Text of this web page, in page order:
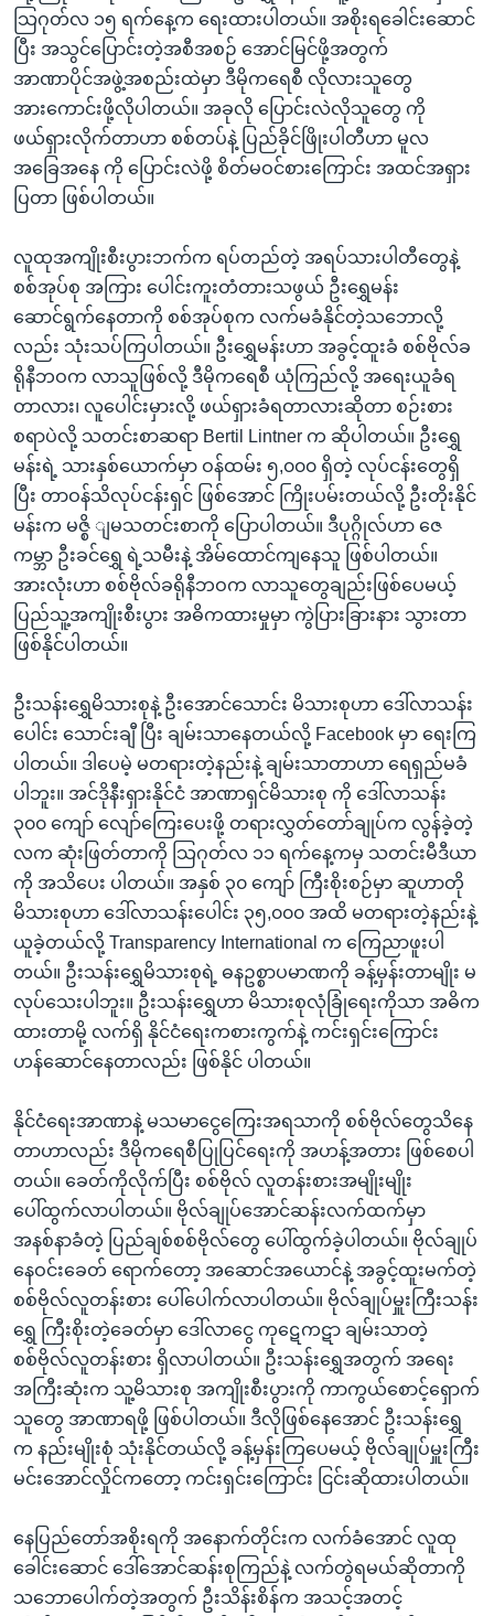
သြဂုတ်လ ၁၅ ရက်နေ့က ရေးထားပါတယ်။ အစိုးရခေါင်းဆောင်
ပြီး အသွင်ပြောင်းတဲ့အစီအစဉ် အောင်မြင်ဖို့အတွက်
အာဏာပိုင်အဖွဲ့အစည်းထဲမှာ ဒီမိုကရေစီ လိုလားသူတွေ
အားကောင်းဖို့လိုပါတယ်။ အခုလို ပြောင်းလဲလိုသူတွေ ကို
ဖယ်ရှားလိုက်တာဟာ စစ်တပ်နဲ့ ပြည်ခိုင်ဖြိုးပါတီဟာ မူလ
အခြေအနေ ကို ပြောင်းလဲဖို့ စိတ်မဝင်စားကြောင်း အထင်အရှား
ပြတာ ဖြစ်ပါတယ်။
လူထုအကျိုးစီးပွားဘက်က ရပ်တည်တဲ့ အရပ်သားပါတီတွေနဲ့
စစ်အုပ်စု အကြား ပေါင်းကူးတံတားသဖွယ် ဦးရွှေမန်း
ဆောင်ရွက်နေတာကို စစ်အုပ်စုက လက်မခံနိုင်တဲ့သဘောလို့
လည်း သုံးသပ်ကြပါတယ်။ ဦးရွှေမန်းဟာ အခွင့်ထူးခံ စစ်ဗိုလ်ခ
ရိုနီဘဝက လာသူဖြစ်လို့ ဒီမိုကရေစီ ယုံကြည်လို့ အရေးယူခံရ
တာလား၊ လူပေါင်းမှားလို့ ဖယ်ရှားခံရတာလားဆိုတာ စဉ်းစား
စရာပဲလို့ သတင်းစာဆရာ Bertil Lintner က ဆိုပါတယ်။ ဦးရွှေ
မန်းရဲ့ သားနှစ်ယောက်မှာ ဝန်ထမ်း ၅,၀၀၀ ရှိတဲ့ လုပ်ငန်းတွေရှိ
ပြီး တာဝန်သိလုပ်ငန်းရှင် ဖြစ်အောင် ကြိုးပမ်းတယ်လို့ ဦးတိုးနိုင်
မန်းက မဇ္စိ ျမသတင်းစာကို ပြောပါတယ်။ ဒီပုဂ္ဂိုလ်ဟာ ဇေ
ကမ္ဘာ ဦးခင်ရွှေ ရဲ့သမီးနဲ့ အိမ်ထောင်ကျနေသူ ဖြစ်ပါတယ်။
အားလုံးဟာ စစ်ဗိုလ်ခရိုနီဘဝက လာသူတွေချည်းဖြစ်ပေမယ့်
ပြည်သူ့အကျိုးစီးပွား အဓိကထားမှုမှာ ကွဲပြားခြားနား သွားတာ
ဖြစ်နိုင်ပါတယ်။
ဦးသန်းရွှေမိသားစုနဲ့ ဦးအောင်သောင်း မိသားစုဟာ ဒေါ်လာသန်း
ပေါင်း သောင်းချီ ပြီး ချမ်းသာနေတယ်လို့ Facebook မှာ ရေးကြ
ပါတယ်။ ဒါပေမဲ့ မတရားတဲ့နည်းနဲ့ ချမ်းသာတာဟာ ရေရှည်မခံ
ပါဘူး။ အင်ဒိုနီးရှားနိုင်ငံ အာဏာရှင်မိသားစု ကို ဒေါ်လာသန်း
၃၀၀ ကျော် လျော်ကြေးပေးဖို့ တရားလွှတ်တော်ချုပ်က လွန်ခဲ့တဲ့
လက ဆုံးဖြတ်တာကို သြဂုတ်လ ၁၁ ရက်နေ့ကမှ သတင်းမီဒီယာ
ကို အသိပေး ပါတယ်။ အနှစ် ၃၀ ကျော် ကြီးစိုးစဉ်မှာ ဆူဟာတို
မိသားစုဟာ ဒေါ်လာသန်းပေါင်း ၃၅,၀၀၀ အထိ မတရားတဲ့နည်းနဲ့
ယူခဲ့တယ်လို့ Transparency International က ကြေညာဖူးပါ
တယ်။ ဦးသန်းရွှေမိသားစုရဲ့ ဓနဥစ္စာပမာဏကို ခန့်မှန်းတာမျိုး မ
လုပ်သေးပါဘူး။ ဦးသန်းရွှေဟာ မိသားစုလုံခြုံရေးကိုသာ အဓိက
ထားတာမို့ လက်ရှိ နိုင်ငံရေးကစားကွက်နဲ့ ကင်းရှင်းကြောင်း
ဟန်ဆောင်နေတာလည်း ဖြစ်နိုင် ပါတယ်။
နိုင်ငံရေးအာဏာနဲ့ မသမာငွေကြေးအရသာကို စစ်ဗိုလ်တွေသိနေ
တာဟာလည်း ဒီမိုကရေစီပြုပြင်ရေးကို အဟန့်အတား ဖြစ်စေပါ
တယ်။ ခေတ်ကိုလိုက်ပြီး စစ်ဗိုလ် လူတန်းစားအမျိုးမျိုး
ပေါ်ထွက်လာပါတယ်။ ဗိုလ်ချုပ်အောင်ဆန်းလက်ထက်မှာ
အနစ်နာခံတဲ့ ပြည်ချစ်စစ်ဗိုလ်တွေ ပေါ်ထွက်ခဲ့ပါတယ်။ ဗိုလ်ချုပ်
နေဝင်းခေတ် ရောက်တော့ အဆောင်အယောင်နဲ့ အခွင့်ထူးမက်တဲ့
စစ်ဗိုလ်လူတန်းစား ပေါ်ပေါက်လာပါတယ်။ ဗိုလ်ချုပ်မှူးကြီးသန်း
ရွှေ ကြီးစိုးတဲ့ခေတ်မှာ ဒေါ်လာငွေ ကုဋေကဋာ ချမ်းသာတဲ့
စစ်ဗိုလ်လူတန်းစား ရှိလာပါတယ်။ ဦးသန်းရွှေအတွက် အရေး
အကြီးဆုံးက သူ့မိသားစု အကျိုးစီးပွားကို ကာကွယ်စောင့်ရှောက်
သူတွေ အာဏာရဖို့ ဖြစ်ပါတယ်။ ဒီလိုဖြစ်နေအောင် ဦးသန်းရွှေ
က နည်းမျိုးစုံ သုံးနိုင်တယ်လို့ ခန့်မှန်းကြပေမယ့် ဗိုလ်ချုပ်မှူးကြီး
မင်းအောင်လှိုင်ကတော့ ကင်းရှင်းကြောင်း ငြင်းဆိုထားပါတယ်။
နေပြည်တော်အစိုးရကို အနောက်တိုင်းက လက်ခံအောင် လူထု
ခေါင်းဆောင် ဒေါ်အောင်ဆန်းစုကြည်နဲ့ လက်တွဲရမယ်ဆိုတာကို
သဘောပေါက်တဲ့အတွက် ဦးသိန်းစိန်က အသင့်အတင့်